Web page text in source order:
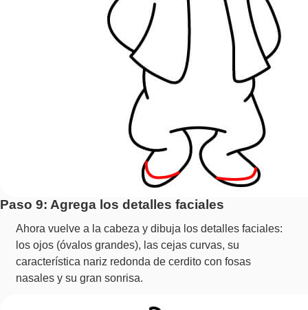
Paso 9: Agrega los detalles faciales
Ahora vuelve a la cabeza y dibuja los detalles faciales:
los ojos (óvalos grandes), las cejas curvas, su
característica nariz redonda de cerdito con fosas
nasales y su gran sonrisa.